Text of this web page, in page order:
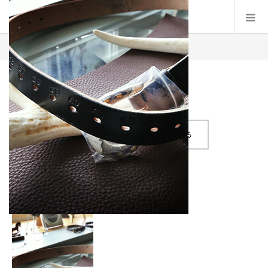
Product top-header_img2
top-header_img2
記事のタイトルとURLをコピーする